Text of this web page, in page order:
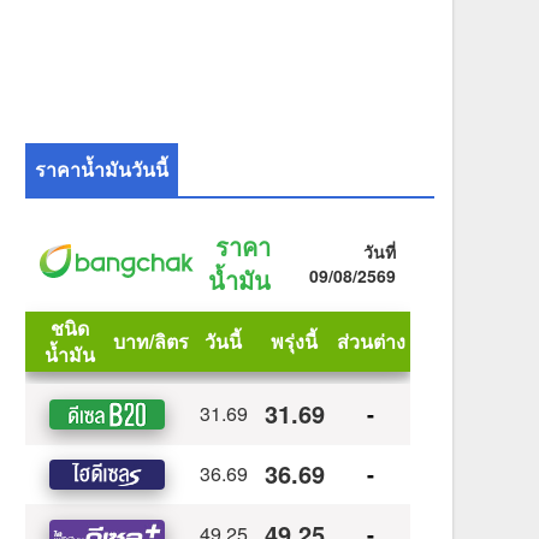
ราคาน้ำมันวันนี้